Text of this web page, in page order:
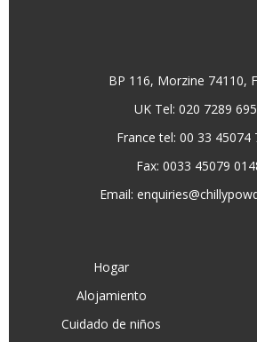
BP 116, Morzine 74110,
UK Tel: 020 7289
France tel: 00 33 45074
Fax: 0033 45079
Email:
Hogar
Alojamiento
Cuidado de niños